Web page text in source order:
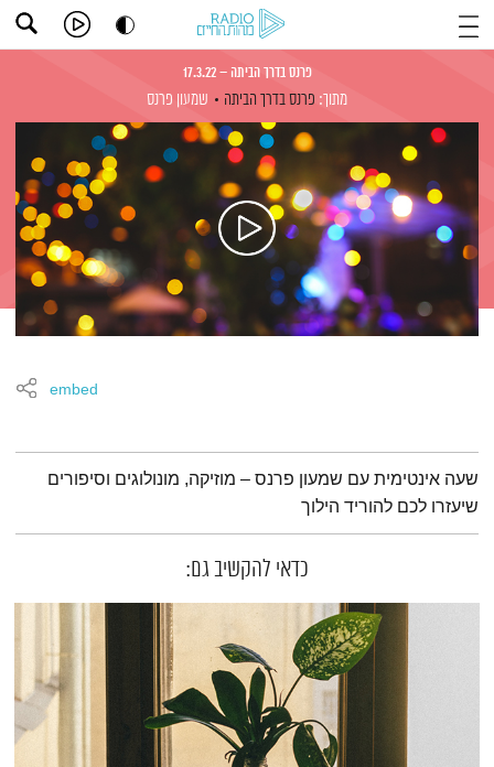
פרנס בדרך הביתה – 17.3.22
מתוך: פרנס בדרך הביתה שמעון פרנס
embed
תמצית הפודקאסט
שעה אינטימית עם שמעון פרנס – מוזיקה, מונולוגים וסיפורים
שיעזרו לכם להוריד הילוך
כדאי להקשיב גם: